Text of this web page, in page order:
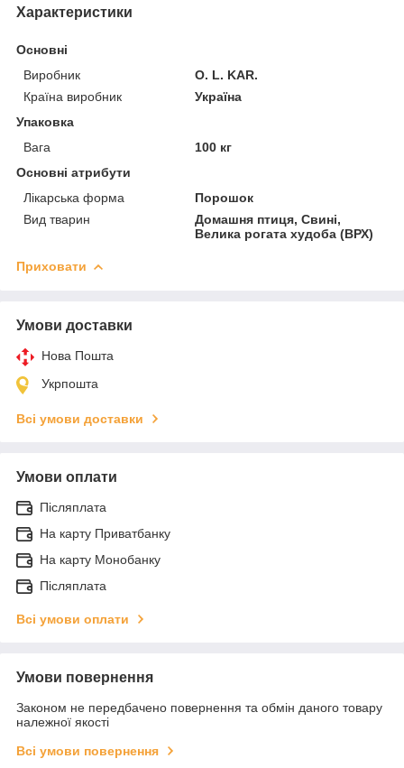
Характеристики
Основні
Виробник
O. L. KAR.
Країна виробник
Україна
Упаковка
Вага
100 кг
Основні атрибути
Лікарська форма
Порошок
Вид тварин
Домашня птиця, Свині,
Велика рогата худоба (ВРХ)
Приховати
Умови доставки
Нова Пошта
Укрпошта
Всі умови доставки
Умови оплати
Післяплата
На карту Приватбанку
На карту Монобанку
Післяплата
Всі умови оплати
Умови повернення
Законом не передбачено повернення та обмін даного товару
належної якості
Всі умови повернення